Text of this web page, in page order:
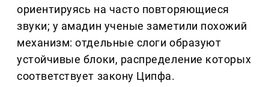
ориентируясь на часто повторяющиеся
звуки; у амадин ученые заметили похожий
механизм: отдельные слоги образуют
устойчивые блоки, распределение которых
соответствует закону Ципфа.